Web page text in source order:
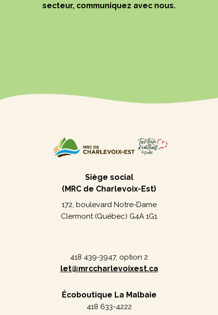
secteur, communiquez avec nous.
Siège social
(MRC de Charlevoix-Est)
172, boulevard Notre-Dame
Clermont (Québec) G4A 1G1
418 439-3947, option 2
let@mrccharlevoixest.ca
Écoboutique La Malbaie
418 633-4222